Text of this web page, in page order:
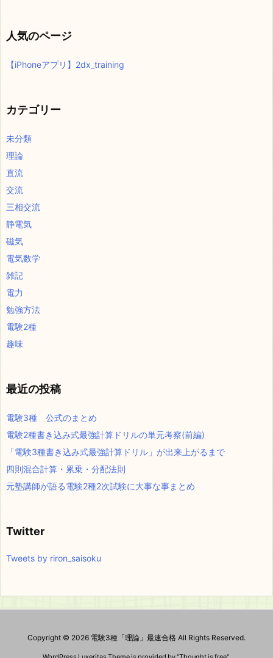
人気のページ
【iPhoneアプリ】2dx_training
カテゴリー
未分類
理論
直流
交流
三相交流
静電気
磁気
電気数学
雑記
電力
勉強方法
電験2種
趣味
最近の投稿
電験3種 公式のまとめ
電験2種書き込み式最強計算ドリルの単元考察(前編)
「電験3種書き込み式最強計算ドリル」が出来上がるまで
四則混合計算・累乗・分配法則
元塾講師が語る電験2種2次試験に大事な事まとめ
Twitter
Tweets by riron_saisoku
Copyright © 2026 電験3種「理論」最速合格 All Rights Reserved.